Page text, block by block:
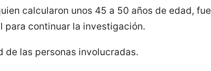
calcularon unos 45 a 50 años de edad, fue
para continuar la investigación.
de las personas involucradas.